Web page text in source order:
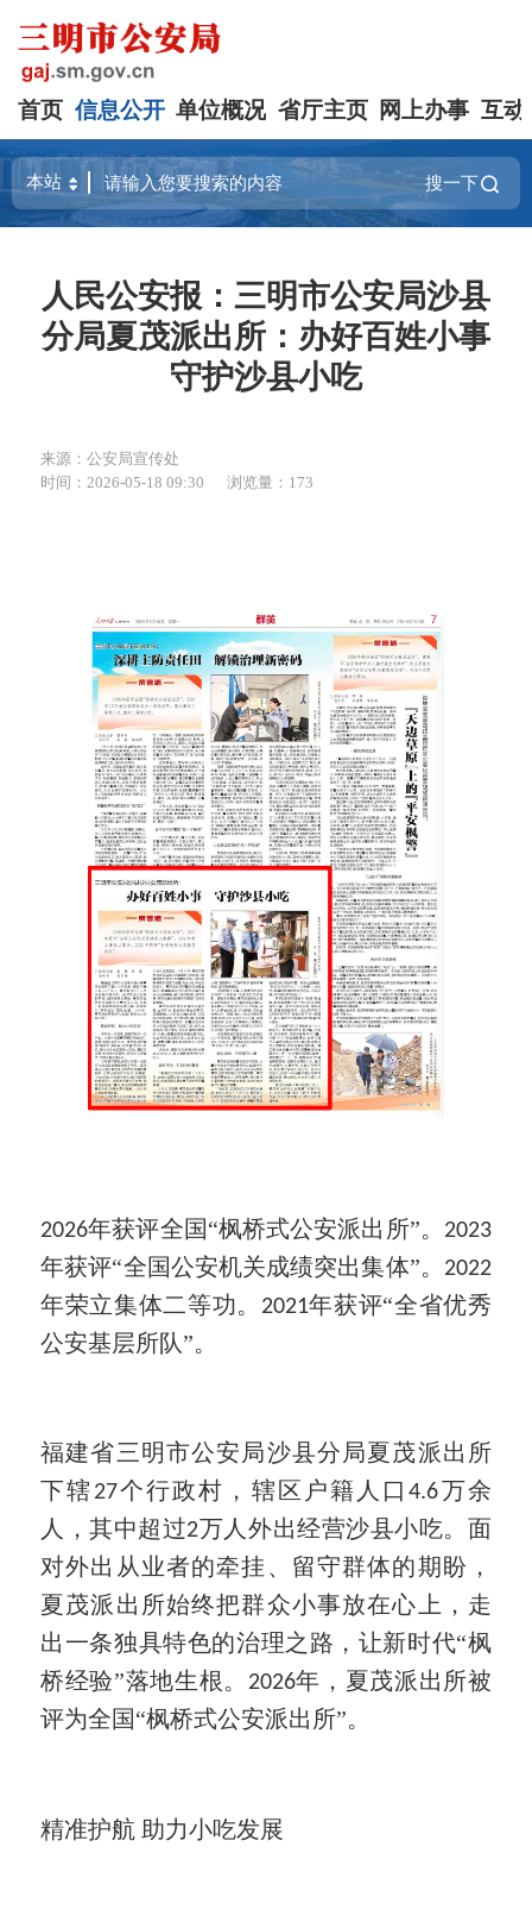
首页 信息公开 单位概况 省厅主页 网上办事 互动
搜一下
人民公安报：三明市公安局沙县
分局夏茂派出所：办好百姓小事
守护沙县小吃
来源：公安局宣传处
时间：2026-05-18 09:30
浏览量：173
2026年获评全国“枫桥式公安派出所”。 2023
年获评“全国公安机关成绩突出集体”。 2022
年荣立集体二等功。 2021年获评“全省优秀
公安基层所队”。
福建省三明市公安局沙县分局夏茂派出所
下辖 27个行政村，辖区户籍人口4.6万余
人，其中超过2万人外出经营沙县小吃。面
对外出从业者的牵挂、留守群体的期盼，
夏茂派出所始终把群众小事放在心上，走
出一条独具特色的治理之路，让新时代“枫
桥经验”落地生根。
2026年，夏茂派出所被
评为全国“枫桥式公安派出所”。
精准护航 助力小吃发展